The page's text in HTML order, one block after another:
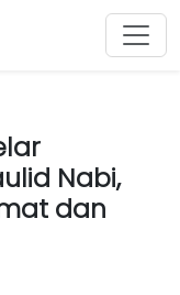
Nabi,
dan